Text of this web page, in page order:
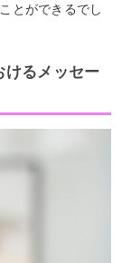
とができるでし
けるメッセー